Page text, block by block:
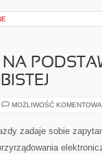
MOŻLIWOŚĆ
zadaje sobie